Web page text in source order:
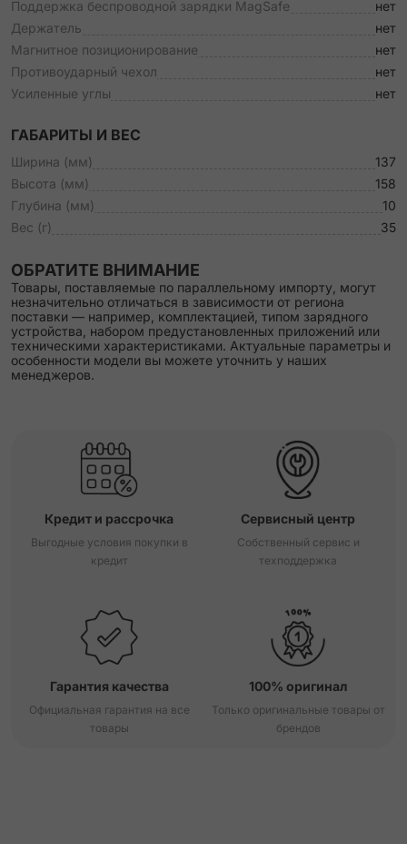
Поддержка беспроводной зарядки MagSafe
нет
Держатель
нет
Магнитное позиционирование
нет
Противоударный чехол
нет
Усиленные углы
нет
ГАБАРИТЫ И ВЕС
Ширина (мм)
137
Высота (мм)
158
Глубина (мм)
10
Вес (г)
35
ОБРАТИТЕ ВНИМАНИЕ
Товары, поставляемые по параллельному импорту, могут
незначительно отличаться в зависимости от региона
поставки — например, комплектацией, типом зарядного
устройства, набором предустановленных приложений или
техническими характеристиками. Актуальные параметры и
особенности модели вы можете уточнить у наших
менеджеров.
Кредит и рассрочка
Выгодные условия покупки в
кредит
Сервисный центр
Собственный сервис и
техподдержка
Гарантия качества
Официальная гарантия на все
товары
100% оригинал
Только оригинальные товары от
брендов